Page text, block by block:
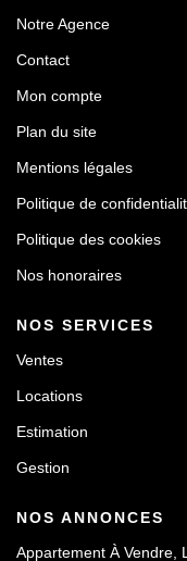
Notre Agence
Contact
Mon compte
Plan du site
Mentions légales
Politique de
Politique des cookies
Nos honoraires
NOS SERVICES
Ventes
Locations
Estimation
Gestion
NOS ANNONCES
Appartement À Vendre,